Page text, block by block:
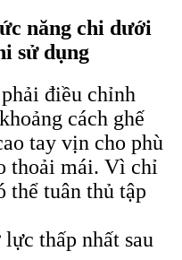
năng chi dưới
sử dụng
điều chỉnh
cách ghế
tay vịn cho phù
thoải mái. Vì chỉ
tuân thủ tập
thấp nhất sau